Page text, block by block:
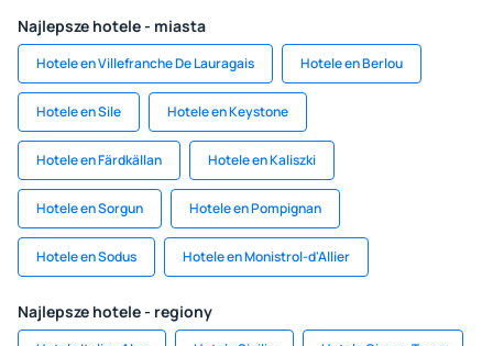
Najlepsze hotele - miasta
Hotele en Villefranche De Lauragais Hotele en Berlou
Hotele en Sile Hotele en Keystone
Hotele en Färdkällan Hotele en Kaliszki
Hotele en Sorgun Hotele en Pompignan
Hotele en Sodus Hotele en Monistrol-d'Allier
Najlepsze hotele - regiony